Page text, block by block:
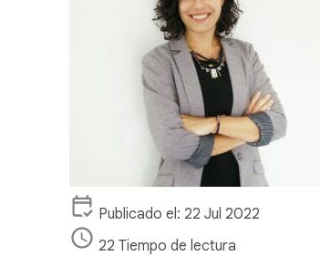
Publicado el: 22 Jul 2022
22 Tiempo de lectura